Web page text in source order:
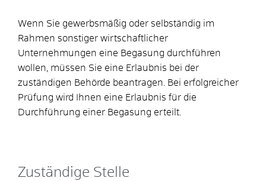
Wenn Sie gewerbsmäßig oder selbständig im
Rahmen sonstiger wirtschaftlicher
Unternehmungen eine Begasung durchführen
wollen, müssen Sie eine Erlaubnis bei der
zuständigen Behörde beantragen. Bei erfolgreicher
Prüfung wird Ihnen eine Erlaubnis für die
Durchführung einer Begasung erteilt.
Zuständige Stelle